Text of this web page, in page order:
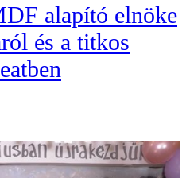
alapító elnöke
és a titkos